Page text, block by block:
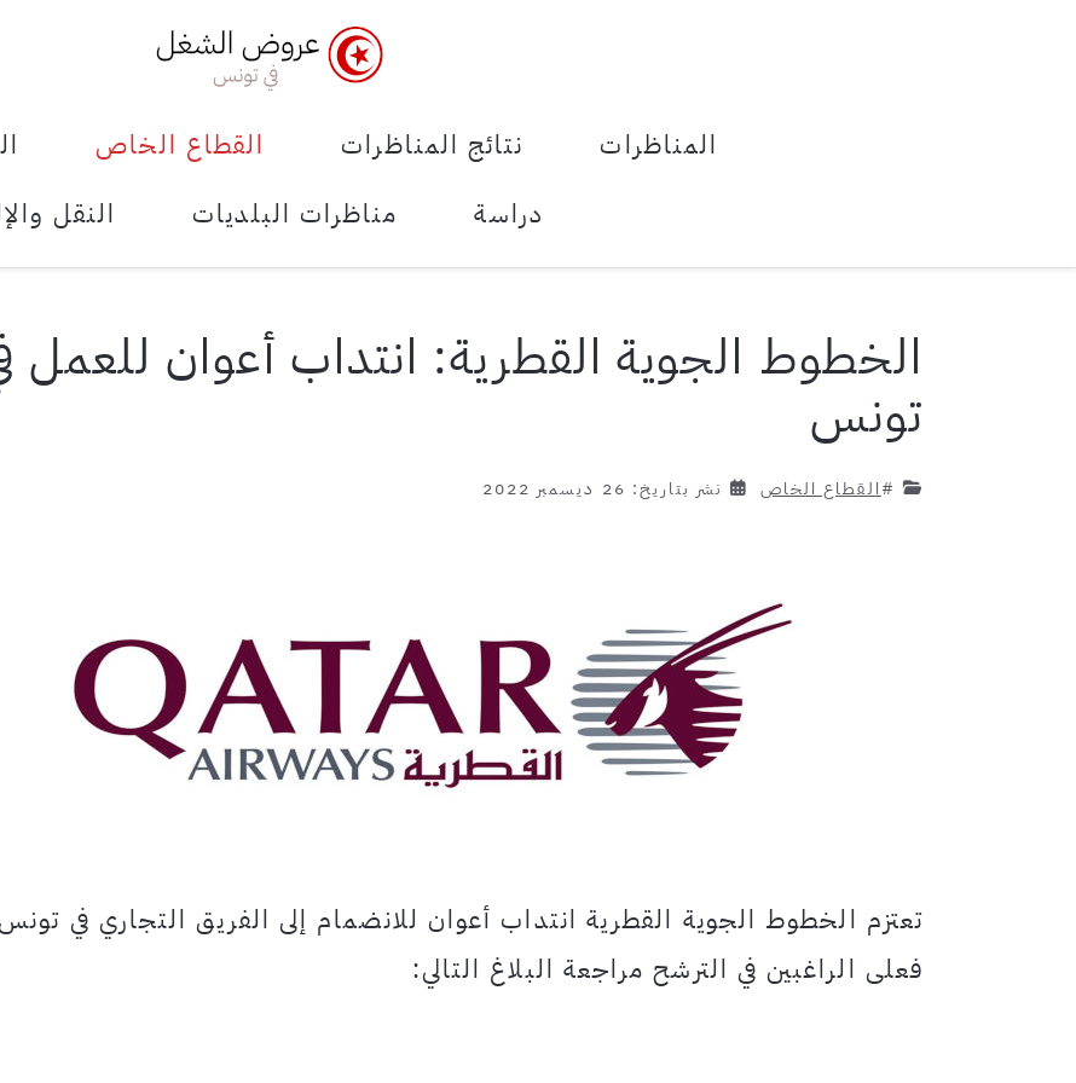
المناظرات نتائج المناظرات القطاع الخاص
دراسة
مناظرات البلديات النقل
الخطوط الجوية القطرية: انتداب أعوان للعمل
تونس
#القطاع الخاص نشر بتاريخ: 26 ديسمبر 2022
تعتزم الخطوط الجوية القطرية انتداب أعوان للانضمام إلى الفريق التجاري في
فعلى الراغبين في الترشح مراجعة البلاغ التالي: